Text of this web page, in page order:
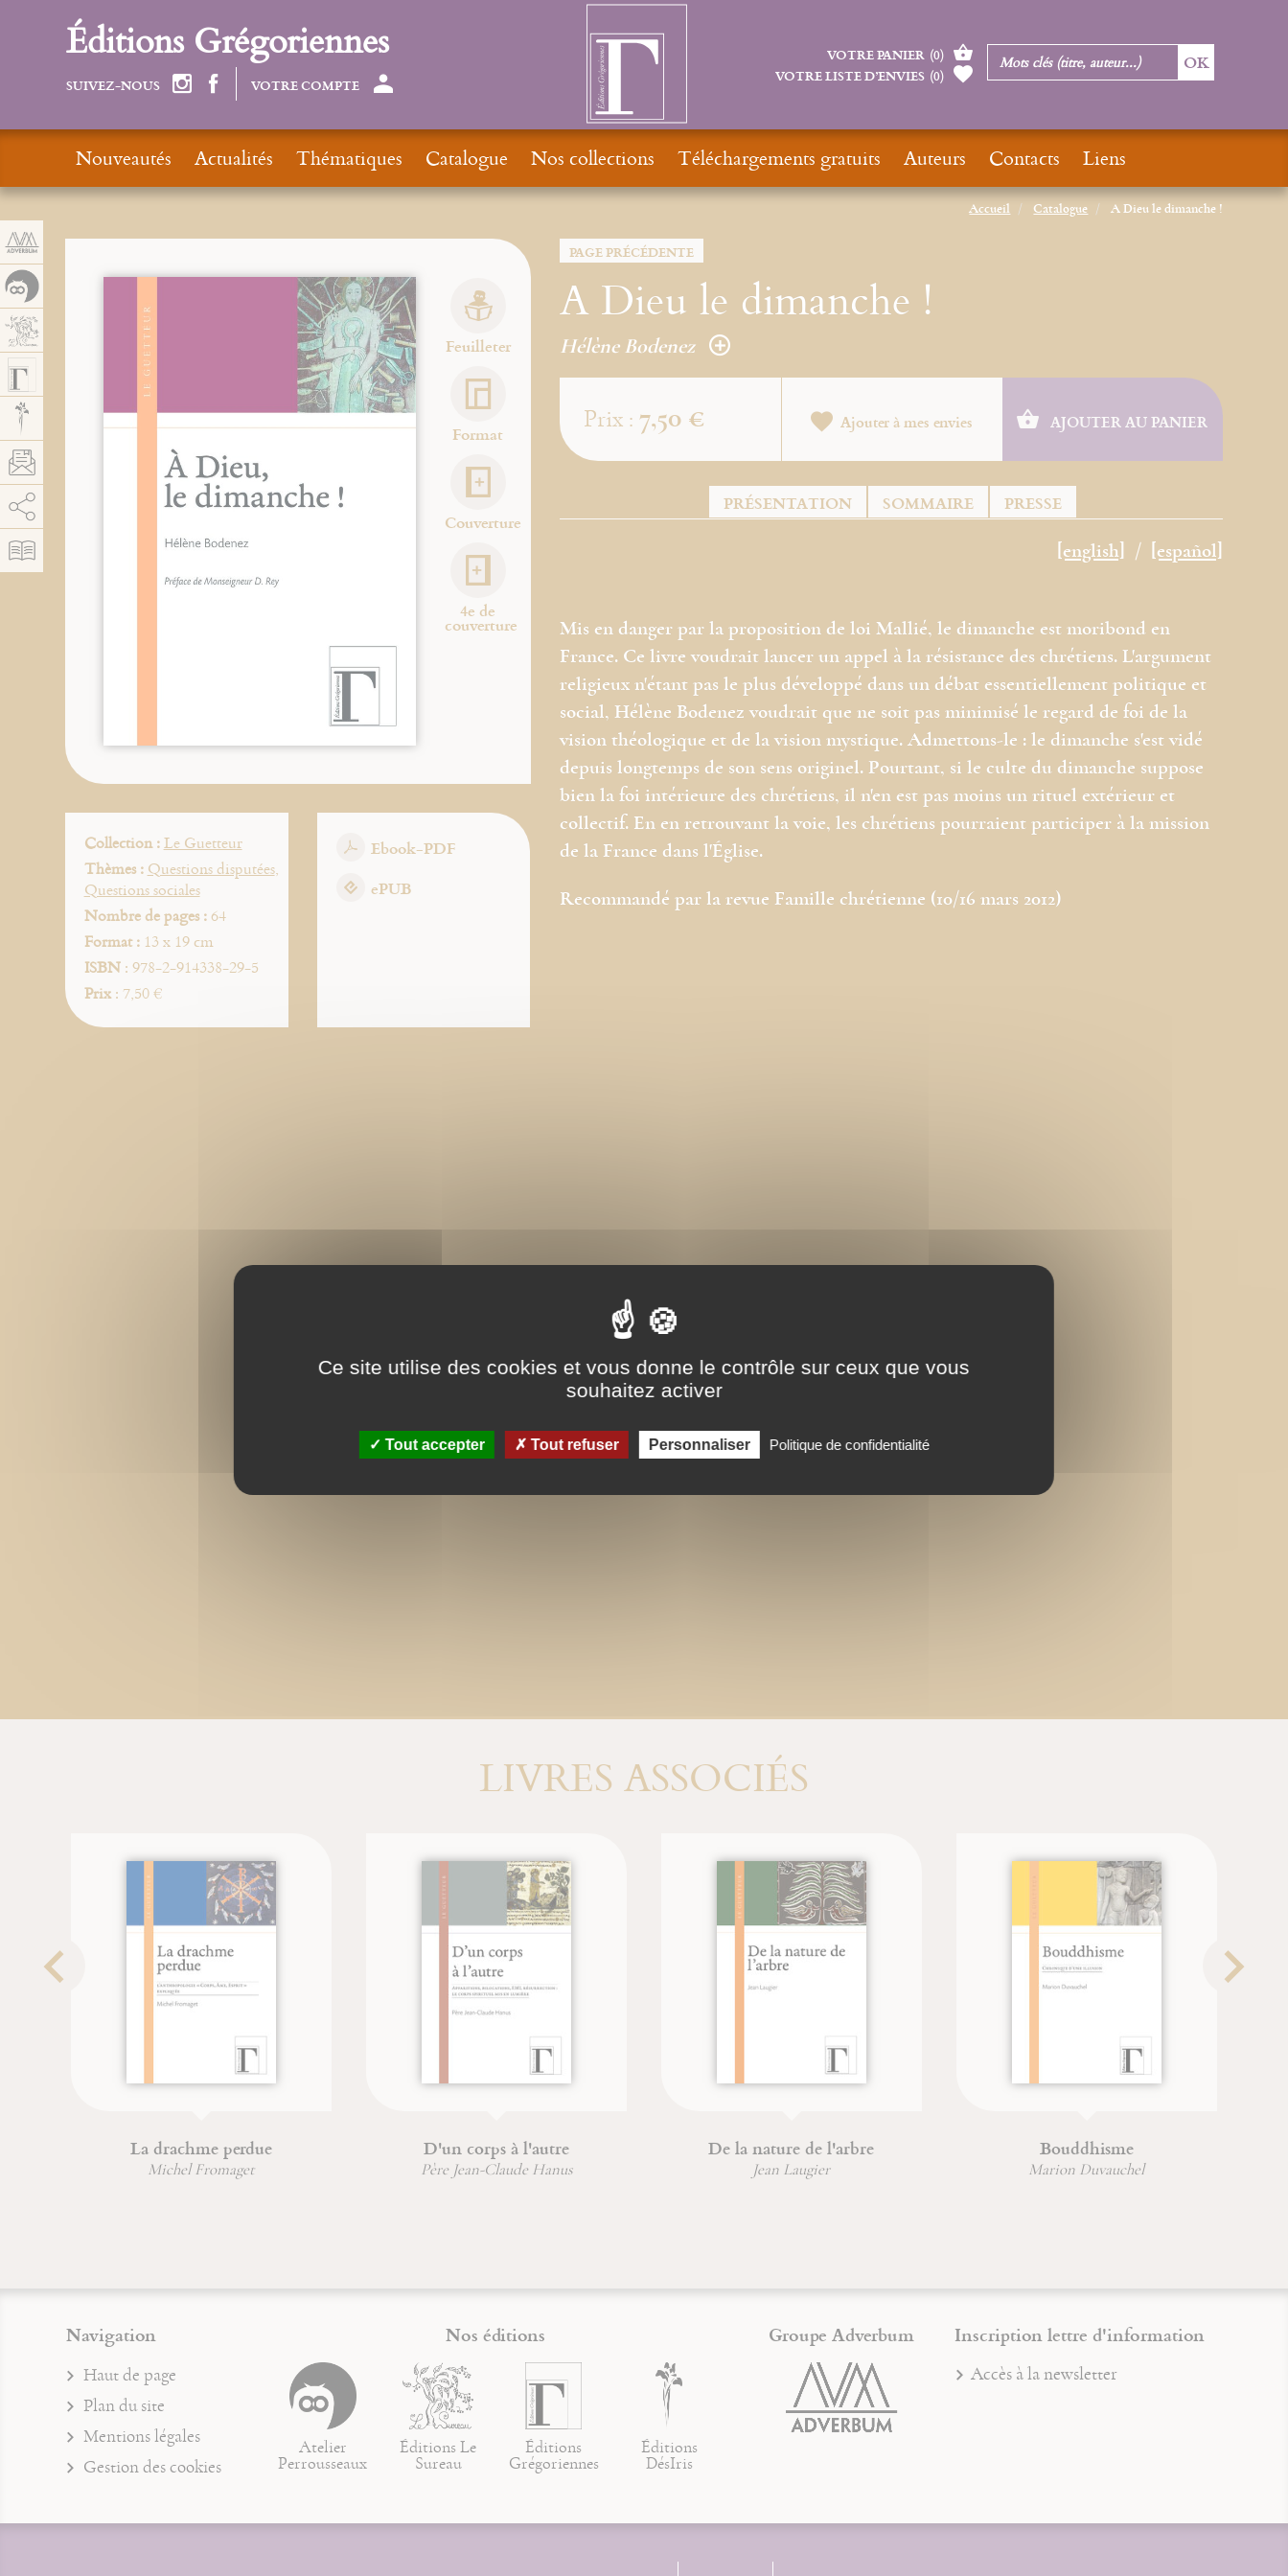
Accueil Catalogue A Dieu le dimanche !
PAGE PRÉCÉDENTE
A Dieu le dimanche !
Hélène Bodenez
Feuilleter
Format
Couverture
4e de
couverture
Collection :Le Guetteur
Thèmes : Questions disputées,
Questions sociales
Nombre de pages :64
Format :13 x 19 cm
ISBN: 978-2-914338-29-5
Prix: 7,50 €
Ebook-PDF
ePUB
Prix : 7,50 € Ajouter à mes envies AJOUTER AU PANIER
PRÉSENTATION SOMMAIRE PRESSE
[english] [español]
Mis en danger par la proposition de loi Mallié, le dimanche est moribond en
France. Ce livre voudrait lancer un appel à la résistance des chrétiens. L'argument
religieux n'étant pas le plus développé dans un débat essentiellement politique et
social, Hélène Bodenez voudrait que ne soit pas minimisé le regard de foi de la
vision théologique et de la vision mystique. Admettons-le : le dimanche s'est vidé
depuis longtemps de son sens originel. Pourtant, si le culte du dimanche suppose
bien la foi intérieure des chrétiens, il n'en est pas moins un rituel extérieur et
collectif. En en retrouvant la voie, les chrétiens pourraient participer à la mission
de la France dans l'Église.
Recommandé par la revue Famille chrétienne (10/16 mars 2012)
LIVRES ASSOCIÉS
La drachme perdue D'un corps à l'autre
Père Jean-Claude Hanus
De la nature de l'arbre
Navigation
Haut de page
Plan du site
Mentions légales
Gestion des cookies
Nos éditions
Atelier
Perrousseaux
Éditions Le
Sureau
Éditions
Grégoriennes
Éditions
DésIris
Groupe Adverbum Inscription lettre d'information
Accès à la newsletter
Éditions Grégoriennes
SUIVEZ-NOUS VOTRE COMPTE
VOTRE PANIER (0)
VOTRE LISTE D’ENVIES (0)
Nouveautés Actualités Thématiques Catalogue Nos collections Téléchargements gratuits Auteurs Contacts Liens
Autoriser
Panneau de gestion des cookies
Ce site utilise des cookies et vous donne le contrôle sur ceux que vous
souhaitez activer
Tout accepter Tout refuser Personnaliser Politique de confidentialité